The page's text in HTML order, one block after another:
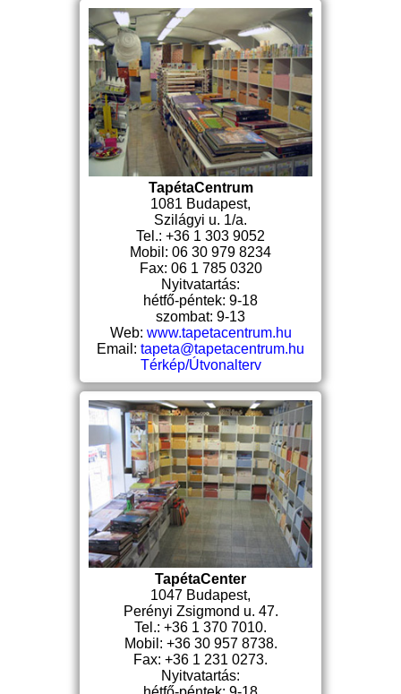
TapétaCentrum
1081 Budapest,
Szilágyi u. 1/a.
Tel.: +36 1 303 9052
Mobil: 06 30 979 8234
Fax: 06 1 785 0320
Nyitvatartás:
hétfő-péntek: 9-18
szombat: 9-13
Web: www.tapetacentrum.hu
Email: tapeta@tapetacentrum.hu
Térkép/Útvonalterv
TapétaCenter
1047 Budapest,
Perényi Zsigmond u. 47.
Tel.: +36 1 370 7010.
Mobil: +36 30 957 8738.
Fax: +36 1 231 0273.
Nyitvatartás: